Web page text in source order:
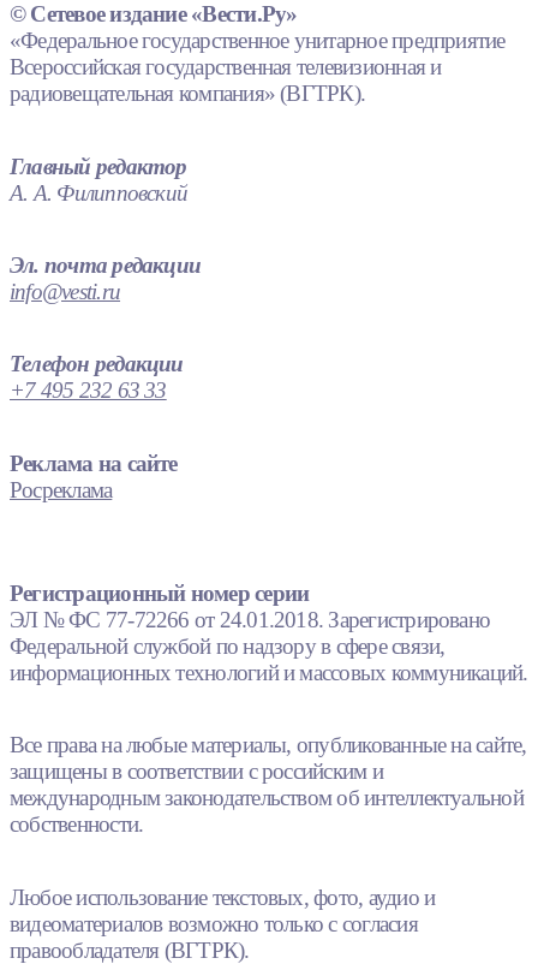
© Сетевое издание «Вести.Ру»
«Федеральное государственное унитарное предприятие
Всероссийская государственная телевизионная и
радиовещательная компания» (ВГТРК).
Главный редактор
А. А. Филипповский
Эл. почта редакции
info@vesti.ru
Телефон редакции
+7 495 232 63 33
Реклама на сайте
Росреклама
Регистрационный номер серии
ЭЛ № ФС 77-72266 от 24.01.2018. Зарегистрировано
Федеральной службой по надзору в сфере связи,
информационных технологий и массовых коммуникаций.
Все права на любые материалы, опубликованные на сайте,
защищены в соответствии с российским и
международным законодательством об интеллектуальной
собственности.
Любое использование текстовых, фото, аудио и
видеоматериалов возможно только с согласия
правообладателя (ВГТРК).